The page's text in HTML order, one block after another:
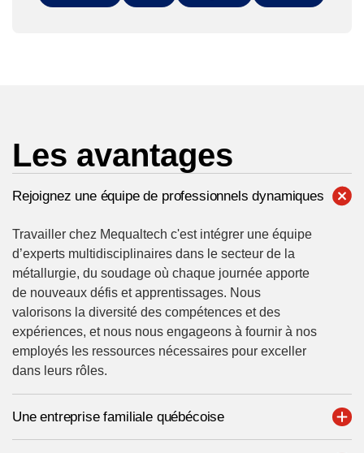
Les avantages
Rejoignez une équipe de professionnels dynamiques
Travailler chez Mequaltech c'est intégrer une équipe
d’experts multidisciplinaires dans le secteur de la
métallurgie, du soudage où chaque journée apporte
de nouveaux défis et apprentissages. Nous
valorisons la diversité des compétences et des
expériences, et nous nous engageons à fournir à nos
employés les ressources nécessaires pour exceller
dans leurs rôles.
Une entreprise familiale québécoise